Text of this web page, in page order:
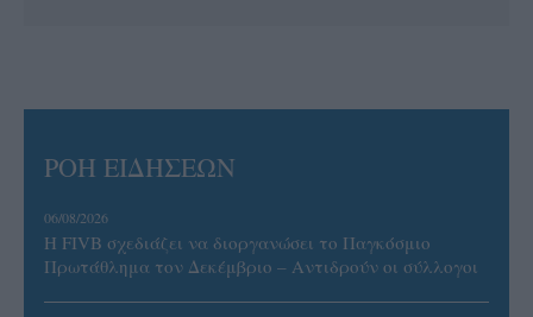
ΡΟΗ ΕΙΔΗΣΕΩΝ
06/08/2026
Η FIVB σχεδιάζει να διοργανώσει το Παγκόσμιο
Πρωτάθλημα τον Δεκέμβριο – Αντιδρούν οι σύλλογοι